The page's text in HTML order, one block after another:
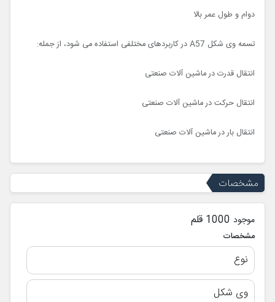
دوام و طول عمر بالا
تسمه وی شکل A57 در کاربردهای مختلفی استفاده می شود، از جمله:
انتقال قدرت در ماشین آلات صنعتی
انتقال حرکت در ماشین آلات صنعتی
انتقال بار در ماشین آلات صنعتی
مشخصات
موجود 1000 قلم
مشخصات
نوع
وی شکل